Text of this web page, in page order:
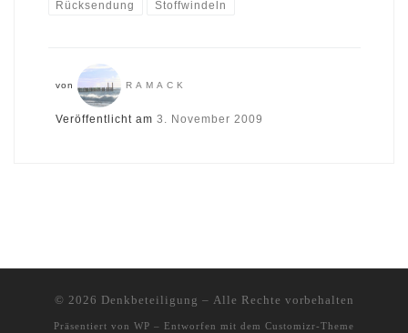
Rücksendung Stoffwindeln
von RAMACK
Veröffentlicht am 3. November 2009
© 2026 Denkbeteiligung – Alle Rechte vorbehalten
Präsentiert von WP – Entworfen mit dem Customizr-Theme